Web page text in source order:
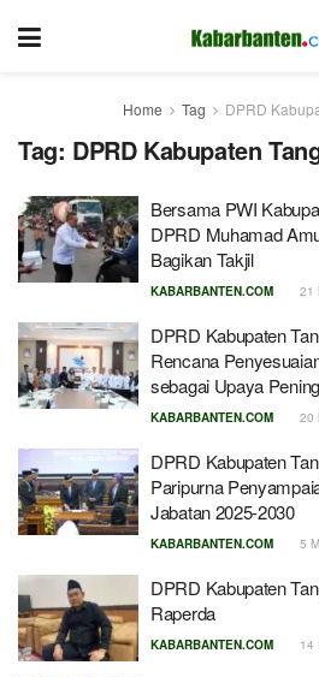
Home Tag DPRD
Tag: DPRD Kabupaten
Bersama PWI
DPRD Muhamad
Bagikan Takjil
KABARBANTEN.COM 21
DPRD Kabupaten
Rencana
sebagai Upaya
KABARBANTEN.COM 20
DPRD Kabupaten
Paripurna
Jabatan 2025-2030
KABARBANTEN.COM 5
DPRD Kabupaten
Raperda
KABARBANTEN.COM 14